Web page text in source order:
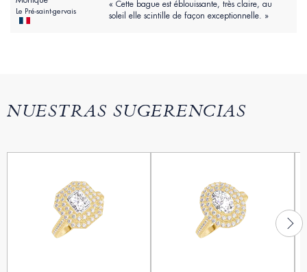
Le Pré-saint-gervais
« Cette bague est éblouissante, très claire, au
soleil elle scintille de façon exceptionnelle. »
NUESTRAS SUGERENCIAS